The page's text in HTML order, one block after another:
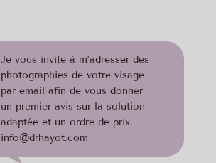
Je vous invite à m’adresser des
photographies de votre visage
par email afin de vous donner
un premier avis sur la solution
adaptée et un ordre de prix.
info@drhayot.com